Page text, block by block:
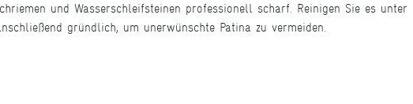
und Wasserschleifsteinen professionell scharf. Reinigen Sie es
gründlich, um unerwünschte Patina zu vermeiden.